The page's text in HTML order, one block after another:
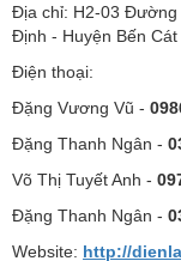
Địa chỉ: H2-03 Đường
Định - Huyện Bến
Điện thoại:
Đặng Vương Vũ -
Đặng Thanh Ngân -
Võ Thị Tuyết Anh -
Đặng Thanh Ngân -
Website: http://